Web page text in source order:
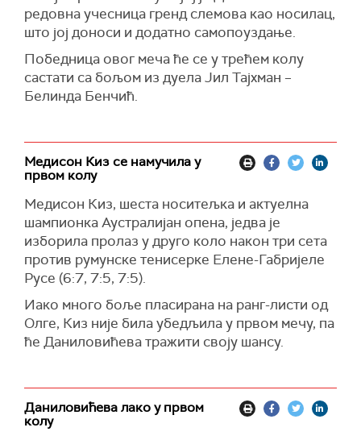
редовна учесница гренд слемова као носилац,
што јој доноси и додатно самопоуздање.
Победница овог меча ће се у трећем колу
састати са бољом из дуела Јил Тајхман –
Белинда Бенчић.
Медисон Киз се намучила у
првом колу
Медисон Киз, шеста носитељка и актуелна
шампионка Аустралијан oпена, једва је
изборила пролаз у друго колo након три сета
против румунске тенисерке Елене-Габријеле
Русе (6:7, 7:5, 7:5).
Иако много боље пласирана на ранг-листи од
Олге, Киз није била убедљила у првом мечу, па
ће Даниловићева тражити своју шансу.
Даниловићева лако у првом
колу